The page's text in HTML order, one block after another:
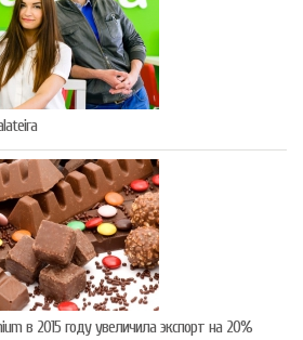
в 2015 году увеличила экспорт на 20%